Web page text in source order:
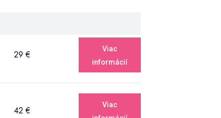
29 €
Viac
informácií
42 €
Viac